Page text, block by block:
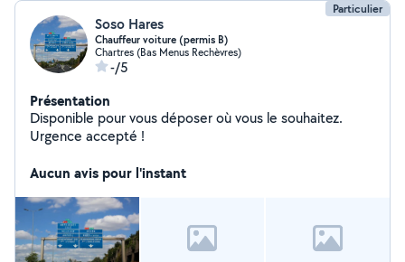
Particulier
Soso Hares
Chauffeur voiture (permis B)
Chartres (Bas Menus Rechèvres)
-/5
Présentation
Disponible pour vous déposer où vous le souhaitez.
Urgence accepté !
Aucun avis pour l'instant